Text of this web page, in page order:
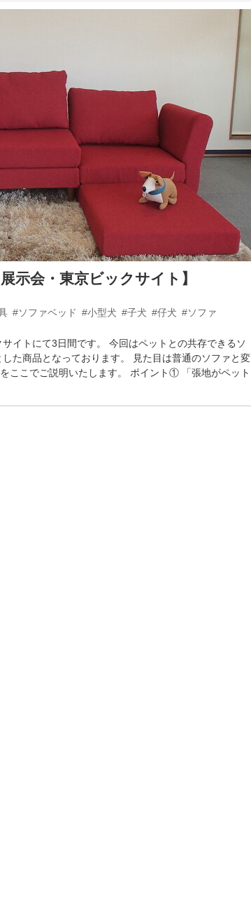
示会・東京ビックサイト】
#ソファベッド #小型犬 #子犬 #仔犬 #ソファ
イトにて3日間です。 今回はペットとの共存できるソ
た商品となっております。 見た目は普通のソファと変
ここでご説明いたします。 ポイント① 「張地がペット